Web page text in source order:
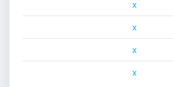
x
x
x
x